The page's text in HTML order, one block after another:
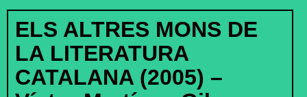
ELS ALTRES MONS DE
LA LITERATURA
CATALANA (2005) –